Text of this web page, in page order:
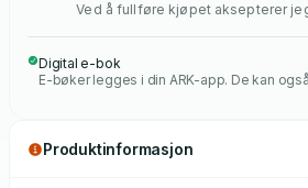
Ved å fullføre kjøpet aksepterer
Digital e-bok
E-bøker legges i din ARK-app. De kan
Produktinformasjon